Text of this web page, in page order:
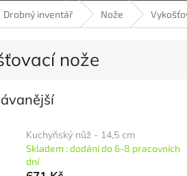
spotřebiče
Kavárna a zmrzlina
Drobný inventář Nože
nože
Kuchyňský nůž - 14,5 cm
Skladem : dodání do 6-8 pracovních
dní